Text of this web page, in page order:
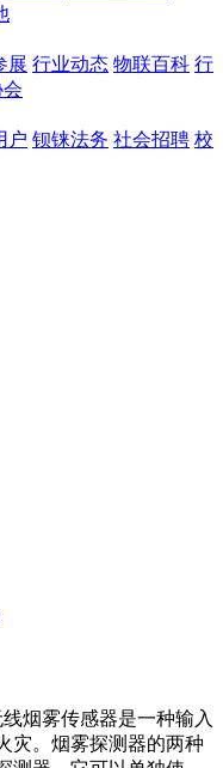
展 行业动态 物联百科 行
户 钡铼法务 社会招聘 校
烟雾传感器是一种输入
灾。烟雾探测器的两种